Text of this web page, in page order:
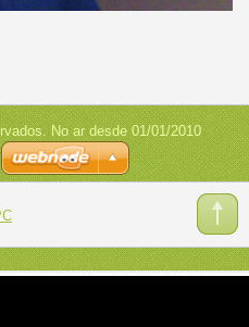
No ar desde 01/01/2010